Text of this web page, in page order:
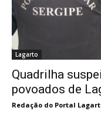
Lagarto
Quadrilha
povoados de
Redação do Portal